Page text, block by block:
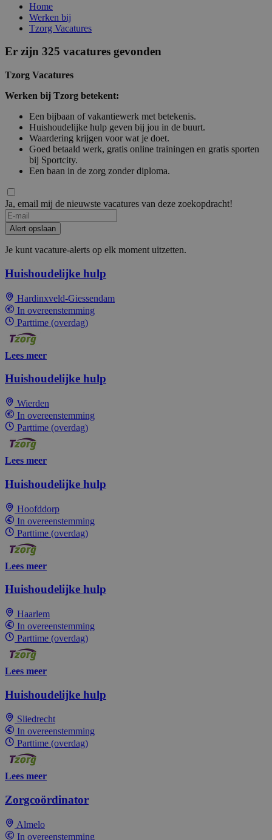
Home
Werken bij
Tzorg Vacatures
Er zijn 325 vacatures gevonden
Tzorg Vacatures
Werken bij Tzorg betekent:
Een bijbaan of vakantiewerk met betekenis.
Huishoudelijke hulp geven bij jou in de buurt.
Waardering krijgen voor wat je doet.
Goed betaald werk, gratis online trainingen en gratis sporten
bij Sportcity.
Een baan in de zorg zonder diploma.
Ja, email mij de nieuwste vacatures van deze zoekopdracht!
If
you
are
a
ignore
this
field
Alert opslaan
Je kunt vacature-alerts op elk moment uitzetten.
Huishoudelijke hulp
Hardinxveld-Giessendam
In overeenstemming
Parttime (overdag)
Lees meer
Huishoudelijke hulp
Wierden
In overeenstemming
Parttime (overdag)
Lees meer
Huishoudelijke hulp
Hoofddorp
In overeenstemming
Parttime (overdag)
Lees meer
Huishoudelijke hulp
Haarlem
In overeenstemming
Parttime (overdag)
Lees meer
Huishoudelijke hulp
Sliedrecht
In overeenstemming
Parttime (overdag)
Lees meer
Zorgcoördinator
Almelo
In overeenstemming